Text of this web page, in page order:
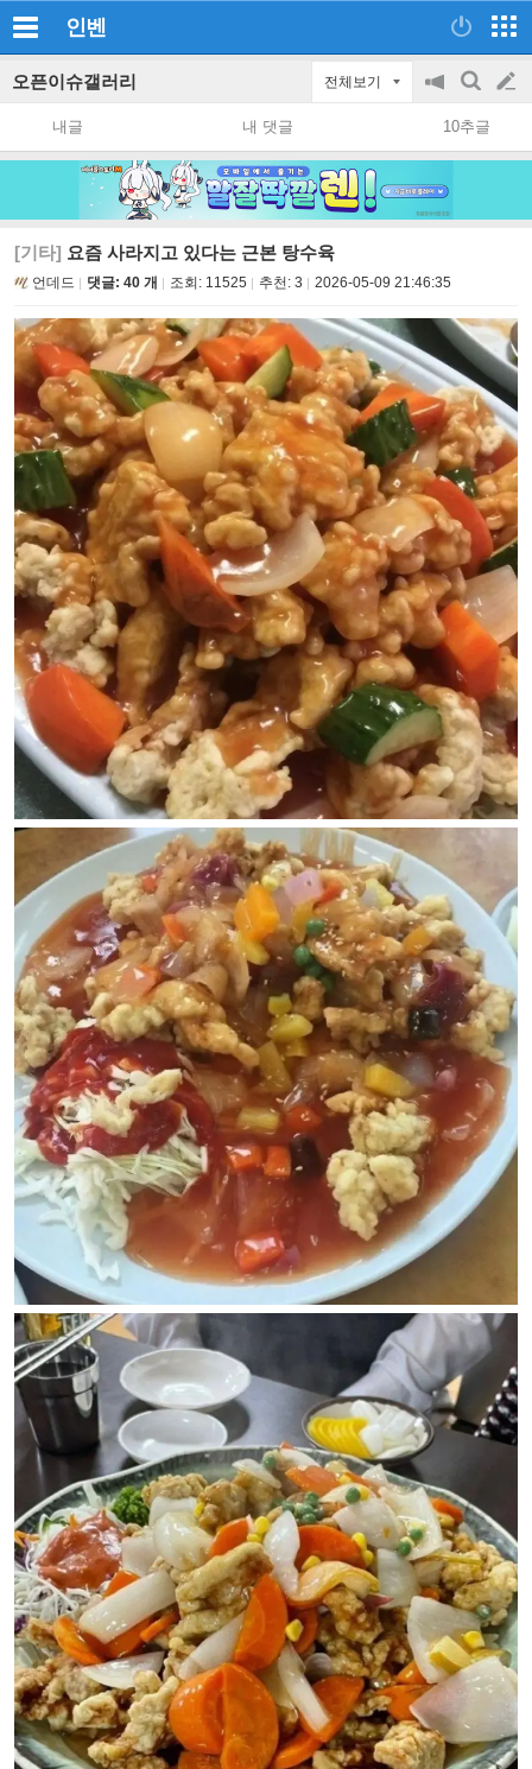
인벤
오픈이슈갤러리 전체보기
공
지
on/off
검
색
글
쓰
내글 내 댓글 10추글
[기타] 요즘 사라지고 있다는 근본 탕수육
언데드 댓글: 40 개 조회: 11525 추천: 3 2026-05-09 21:46:35